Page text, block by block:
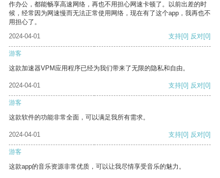
作办公，都能畅享高速网络，再也不用担心网速卡顿了。以前出差的时
候，经常因为网速慢而无法正常使用网络，现在有了这个app，我再也不
用担心了。
2024-04-01
支持[0] 反对[0]
游客
这款加速器VPM应用程序已经为我们带来了无限的隐私和自由。
2024-04-01 支持[0] 反对[0]
游客
这款软件的功能非常全面，可以满足我所有需求。
2024-04-01 支持[0] 反对[0]
游客
这款app的音乐资源非常优质，可以让我尽情享受音乐的魅力。